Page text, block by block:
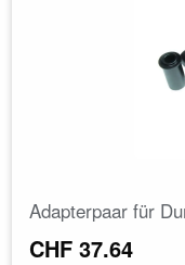
Adapterpaar für
CHF 37.64